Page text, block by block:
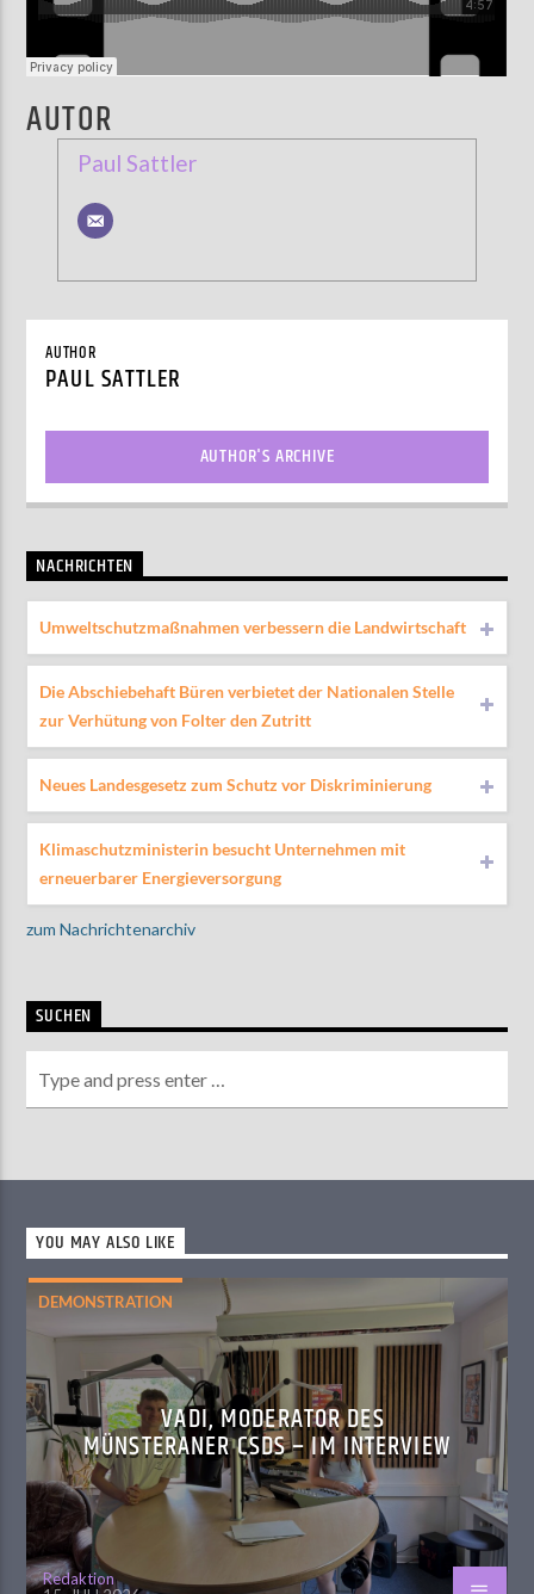
AUTOR
Paul Sattler
AUTHOR
PAUL SATTLER
AUTHOR'S ARCHIVE
NACHRICHTEN
Umweltschutzmaßnahmen verbessern die Landwirtschaft
Die Abschiebehaft Büren verbietet der Nationalen Stelle
zur Verhütung von Folter den Zutritt
Neues Landesgesetz zum Schutz vor Diskriminierung
Klimaschutzministerin besucht Unternehmen mit
erneuerbarer Energieversorgung
zum Nachrichtenarchiv
SUCHEN
YOU MAY ALSO LIKE
DEMONSTRATION
VADI, MODERATOR DES
MÜNSTERANER CSDS – IM INTERVIEW
Redaktion